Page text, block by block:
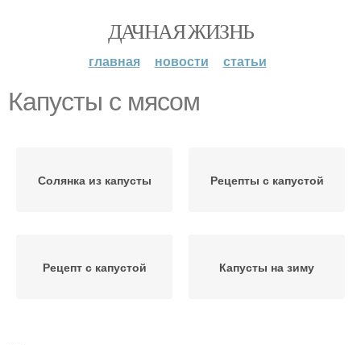
ДАЧНАЯ ЖИЗНЬ
главная новости статьи
Капусты с мясом
Солянка из капусты Рецепты с капустой
Рецепт с капустой Капусты на зиму